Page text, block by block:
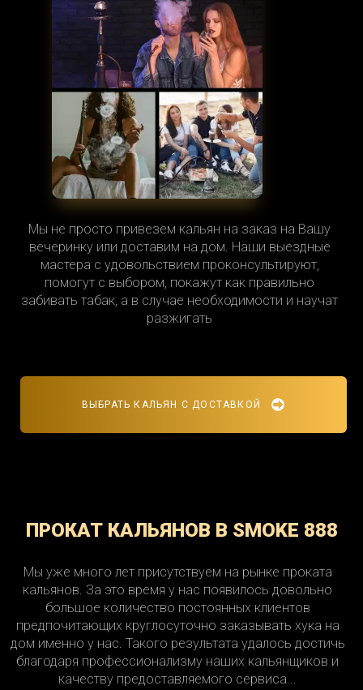
Мы не просто привезем кальян на заказ на Вашу
вечеринку или доставим на дом. Наши выездные
мастера с удовольствием проконсультируют,
помогут с выбором, покажут как правильно
забивать табак, а в случае необходимости и научат
разжигать
ВЫБРАТЬ КАЛЬЯН С ДОСТАВКОЙ
ПРОКАТ КАЛЬЯНОВ В SMOKE 888
Мы уже много лет присутствуем на рынке проката
кальянов. За это время у нас появилось довольно
большое количество постоянных клиентов
предпочитающих круглосуточно заказывать хука на
дом именно у нас. Такого результата удалось достичь
благодаря профессионализму наших кальянщиков и
качеству предоставляемого сервиса...